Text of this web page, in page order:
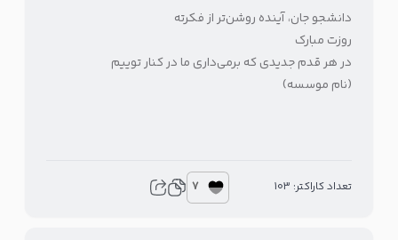
دانشجو جان، آینده روشن‌تر از فکرته
روزت مبارک
در هر قدم جدیدی که برمی‌داری ما در کنار توییم
(نام موسسه)
تعداد کاراکتر: 103 7